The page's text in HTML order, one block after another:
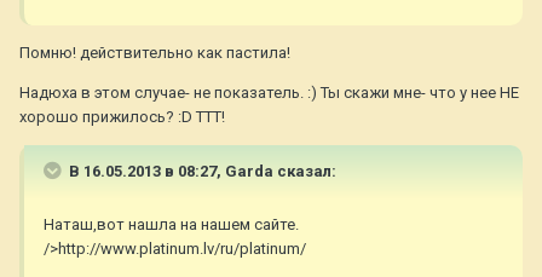
Помню! действительно как пастила!
Надюха в этом случае- не показатель. :) Ты скажи мне- что у нее НЕ
хорошо прижилось? :D ТТТ!
В 16.05.2013 в 08:27, Garda сказал:
Наташ,вот нашла на нашем сайте.
/>http://www.platinum.lv/ru/platinum/